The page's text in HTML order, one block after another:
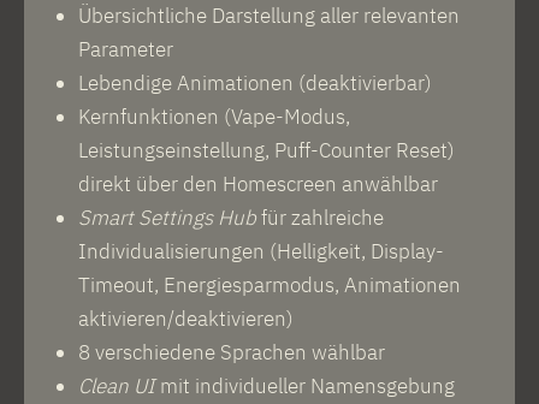
Übersichtliche Darstellung aller relevanten
Parameter
Lebendige Animationen (deaktivierbar)
Kernfunktionen (Vape-Modus,
Leistungseinstellung, Puff-Counter Reset)
direkt über den Homescreen anwählbar
Smart Settings Hubfür zahlreiche
Individualisierungen (Helligkeit, Display-
Timeout, Energiesparmodus, Animationen
aktivieren/deaktivieren)
8 verschiedene Sprachen wählbar
Clean UImit individueller Namensgebung